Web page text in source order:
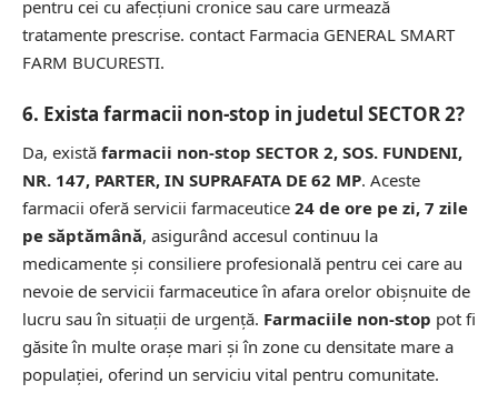
pentru cei cu afecțiuni cronice sau care urmează
tratamente prescrise. contact Farmacia GENERAL SMART
FARM BUCURESTI.
6. Exista farmacii non-stop in judetul SECTOR 2?
Da, există farmacii non-stop SECTOR 2, SOS. FUNDENI,
NR. 147, PARTER, IN SUPRAFATA DE 62 MP. Aceste
farmacii oferă servicii farmaceutice 24 de ore pe zi, 7 zile
pe săptămână, asigurând accesul continuu la
medicamente și consiliere profesională pentru cei care au
nevoie de servicii farmaceutice în afara orelor obișnuite de
lucru sau în situații de urgență. Farmaciile non-stop pot fi
găsite în multe orașe mari și în zone cu densitate mare a
populației, oferind un serviciu vital pentru comunitate.